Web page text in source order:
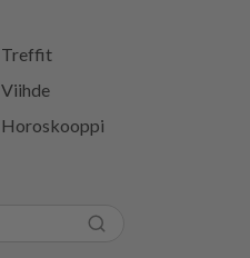
Treffit
Viihde
Horoskooppi